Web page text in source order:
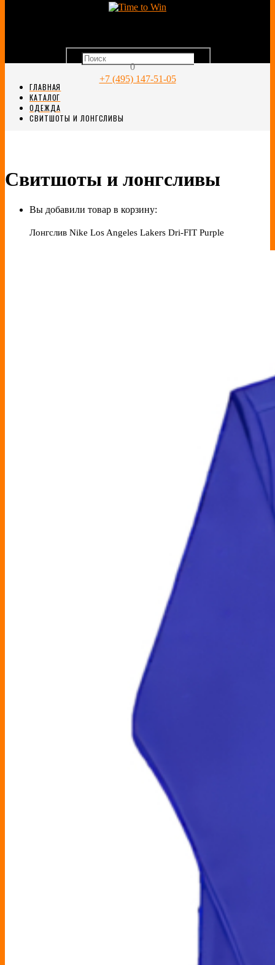
0
+7 (495) 147-51-05
ГЛАВНАЯ
КАТАЛОГ
ОДЕЖДА
СВИТШОТЫ И ЛОНГСЛИВЫ
Свитшоты и лонгсливы
Вы добавили товар в корзину:
Лонгслив Nike Los Angeles Lakers Dri-FIT Purple